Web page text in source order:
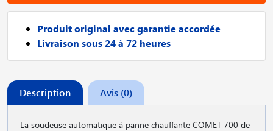
Produit original avec garantie accordée
Livraison sous 24 à 72 heures
Description Avis (0)
La soudeuse automatique à panne chauffante COMET 700 de